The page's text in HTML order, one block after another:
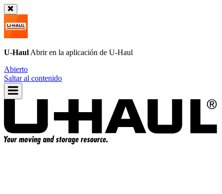
U-Haul Abrir en la aplicación de U-Haul
Abierto
Saltar al contenido